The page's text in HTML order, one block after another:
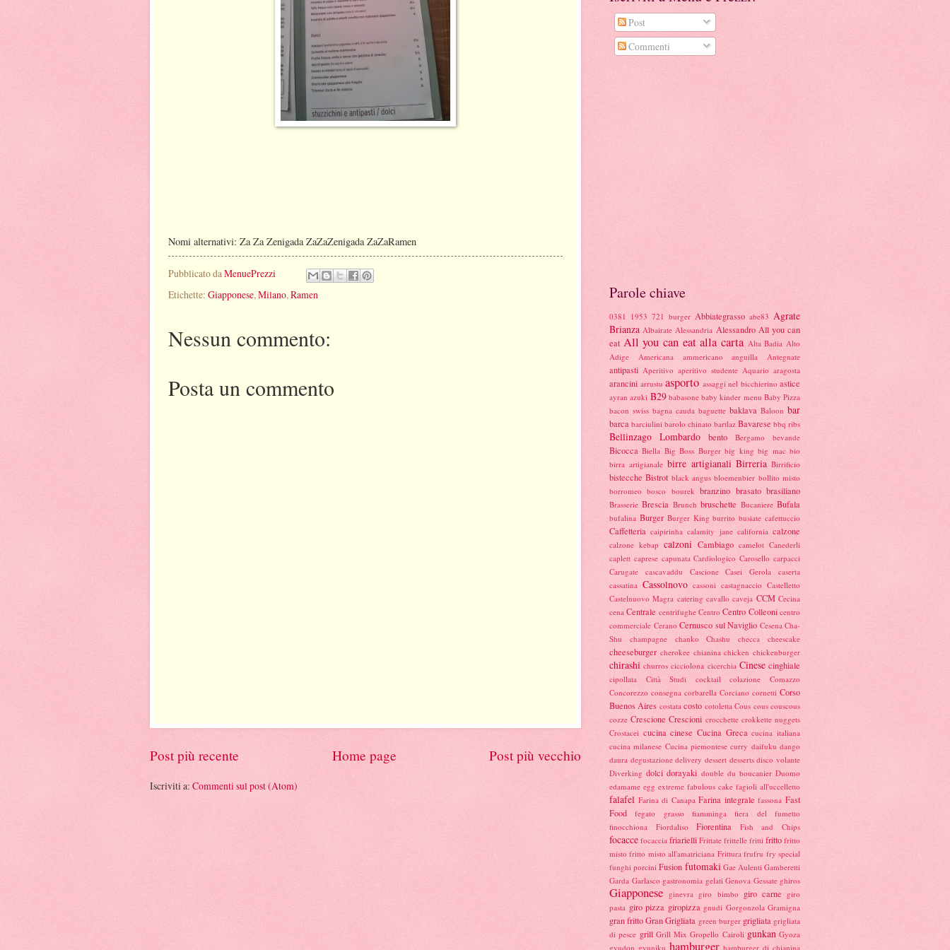
Nomi alternativi: Za Za Zenigada ZaZaZenigada ZaZaRamen
Pubblicato daMenuePrezzi
Etichette: Giapponese, Milano, Ramen
Nessun commento:
Posta un commento
Post più recente Post più vecchio
Home page
Iscriviti a: Commenti sul post (Atom)
Post
Commenti
Parole chiave
0381 1953 721 burger Abbiategrasso abe83 Agrate
Brianza Albairate Alessandria Alessandro All you can
eat All you can eat alla carta Alta Badia Alto
Adige
Americana ammericano anguilla Antegnate
antipasti Aperitivo aperitivo studente Aquario aragosta
arancini arrustu asporto assaggi nel bicchierino astice
ayran azuki B29 babasone baby kinder menu Baby Pizza
bacon swiss bagna cauda baguette baklava Baloon bar
barca barciulini barolo chinato bartlaz Bavarese bbq ribs
Bellinzago Lombardo bento Bergamo bevande
Bicocca Biella Big Boss Burger big king big mac bio
birra artigianale birre artigianali Birreria Birrificio
bistecche Bistrot black angus bloemenbier bollito misto
borromeo bosco bourek branzino brasato brasiliano
Brasserie Brescia Brunch bruschette Bucaniere Bufala
bufalina Burger Burger King burrito busiate cafettuccio
Caffetteria caipirinha calamity jane california calzone
calzone kebap calzoni Cambiago camelot Canederli
caplett caprese capunata Cardiologico Carosello carpacci
Carugate
cascavaddu Cascione Casei Gerola
caserta
cassatina Cassolnovo cassoni castagnaccio Castelletto
Castelnuovo Magra catering cavallo caveja CCM Cecina
cena Centrale centrifughe Centro Centro Colleoni centro
commerciale Cerano Cernusco sul Naviglio Cesena Cha-
Shu
champagne chanko Chashu checca cheescake
cheeseburger cherokee chianina chicken chickenburger
chirashi churros cicciolona cicerchia Cinese cinghiale
cipollata Città Studi cocktail colazione
Comazzo
Concorezzo consegna corbarella Corciano cornetti Corso
Buenos Aires costata costo cotoletta Cous cous couscous
cozze Crescione Crescioni crocchette crokkette nuggets
Crostacei cucina cinese Cucina Greca cucina italiana
cucina milanese Cucina piemontese curry daifuku dango
daura degustazione delivery dessert desserts disco volante
Diverking dolci dorayaki double du boucanier Duomo
edamame egg extreme fabulous cake fagioli all'uccelletto
falafel Farina di Canapa Farina integrale fassona Fast
Food
fegato grasso fiamminga
fiera del fumetto
finocchiona
Fiordaliso Fiorentina Fish and Chips
focacce focaccia friarielli Frittate frittelle fritti fritto fritto
misto fritto misto all'amatriciana Frittura frufru fry special
funghi porcini Fusion futomaki Gae Aulenti Gamberetti
Garda Garlasco gastronomia gelati Genova Gessate ghiros
Giapponese ginevra giro bimbo giro carne giro
pasta giro pizza giropizza gnudi Gorgonzola Gramigna
gran fritto Gran Grigliata green burger grigliata grigliata
di pesce grill Grill Mix Gropello Cairoli gunkan Gyoza
gyudon gyuniku hamburger hamburger di chianina